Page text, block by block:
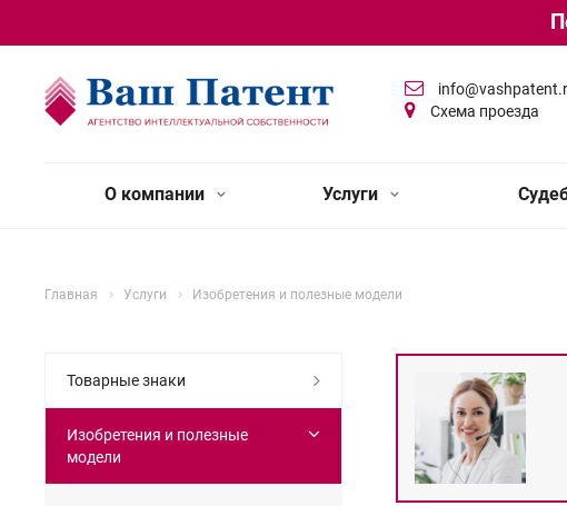
Схема проезда
О компании Услуги
Главная Услуги Изобретения и полезные модели
Товарные знаки
Изобретения и полезные
модели